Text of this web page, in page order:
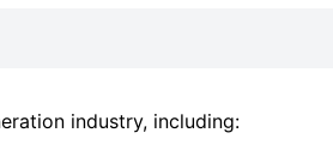
industry, including: